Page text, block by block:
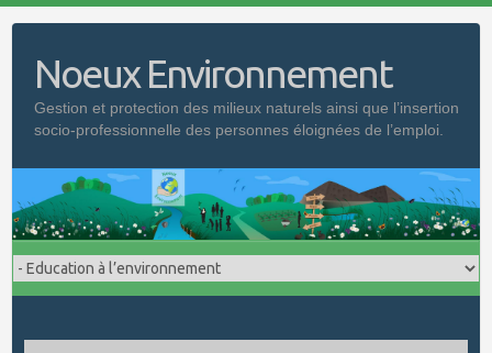
contentNoeux Environnement
Gestion et protection des milieux naturels ainsi que l’insertion
socio-professionnelle des personnes éloignées de l’emploi.